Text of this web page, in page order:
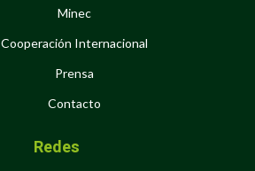
Minec
Cooperación Internacional
Prensa
Contacto
Redes